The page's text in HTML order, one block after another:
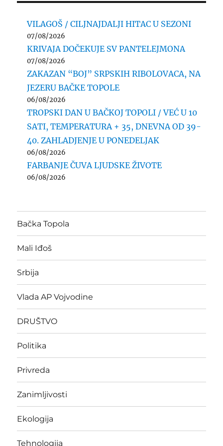
VILAGOŠ / CILJNAJDALJI HITAC U SEZONI
07/08/2026
KRIVAJA DOČEKUJE SV PANTELEJMONA
07/08/2026
ZAKAZAN “BOJ” SRPSKIH RIBOLOVACA, NA
JEZERU BAČKE TOPOLE
06/08/2026
TROPSKI DAN U BAČKOJ TOPOLI / VEĆ U 10
SATI, TEMPERATURA + 35, DNEVNA OD 39-
40. ZAHLADJENJE U PONEDELJAK
06/08/2026
FARBANJE ČUVA LJUDSKE ŽIVOTE
06/08/2026
Bačka Topola
Mali Iđoš
Srbija
Vlada AP Vojvodine
DRUŠTVO
Politika
Privreda
Zanimljivosti
Ekologija
Tehnologija